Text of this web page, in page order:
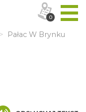
Pałac W Brynku
0